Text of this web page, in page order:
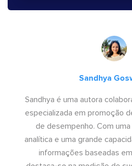
Sandhya
Sandhya é uma autora
especializada em promoção
de desempenho. Com
analítica e uma grande
informações baseadas